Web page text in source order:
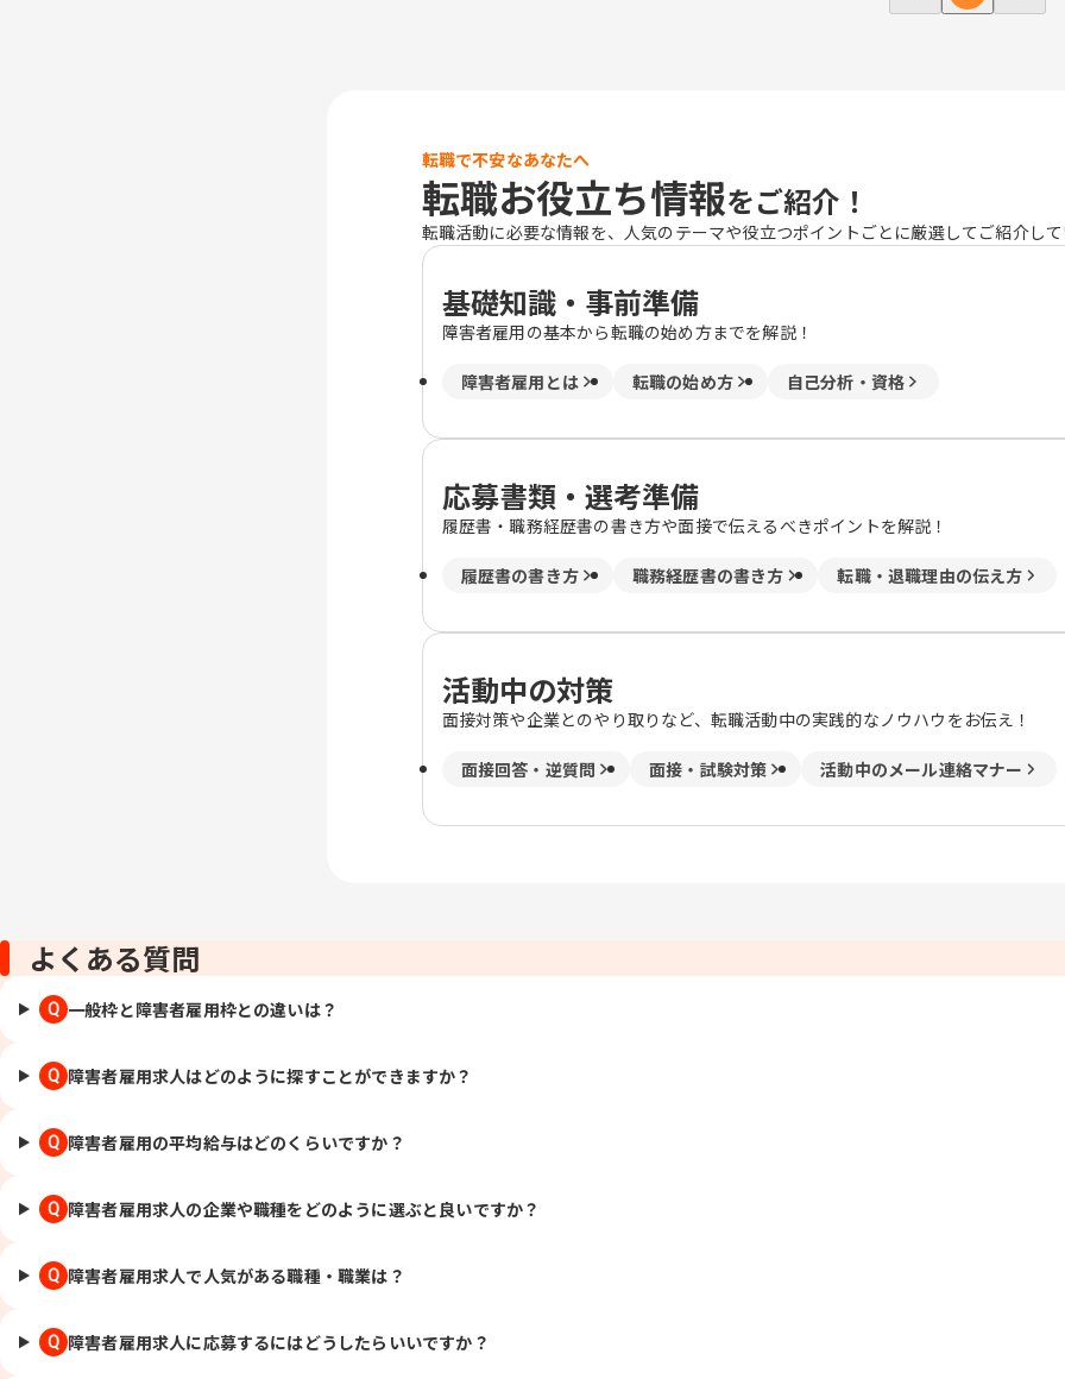
転職で不安なあなたへ
転職お役立ち情報をご紹介！
転職活動に必要な情報を、人気のテーマや役立つポイントごとに厳選してご紹介し
基礎知識・事前準備
障害者雇用の基本から転職の始め方までを解説！
障害者雇用とは 転職の始め方 自己分析・資格
応募書類・選考準備
履歴書・職務経歴書の書き方や面接で伝えるべきポイントを解説！
履歴書の書き方 職務経歴書の書き方 転職・退職理由の伝え方
活動中の対策
面接対策や企業とのやり取りなど、転職活動中の実践的なノウハウをお伝え！
面接回答・逆質問 面接・試験対策 活動中のメール連絡マナー
よくある質問
Q 一般枠と障害者雇用枠との違いは？
Q 障害者雇用求人はどのように探すことができますか？
Q 障害者雇用の平均給与はどのくらいですか？
Q 障害者雇用求人の企業や職種をどのように選ぶと良いですか？
Q 障害者雇用求人で人気がある職種・職業は？
Q 障害者雇用求人に応募するにはどうしたらいいですか？